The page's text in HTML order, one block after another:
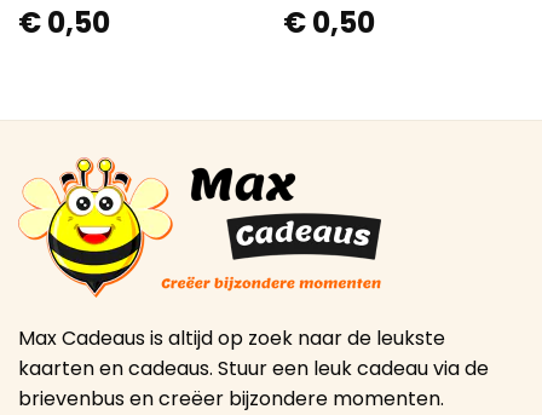
€0,50 €0,50
Max Cadeaus is altijd op zoek naar de leukste
kaarten en cadeaus. Stuur een leuk cadeau via de
brievenbus en creëer bijzondere momenten.